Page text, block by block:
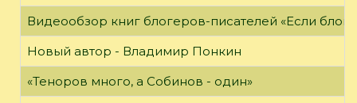
Видеообзор книг блогеров-писателей «Если блог
Новый автор - Владимир Понкин
«Теноров много, а Собинов - один»